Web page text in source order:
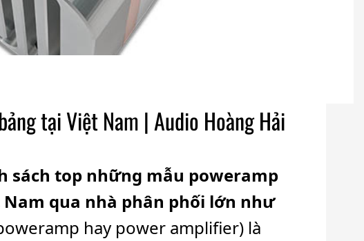
tại Việt Nam | Audio Hoàng Hải
sách top những mẫu poweramp
qua nhà phân phối lớn như
hay power amplifier) là